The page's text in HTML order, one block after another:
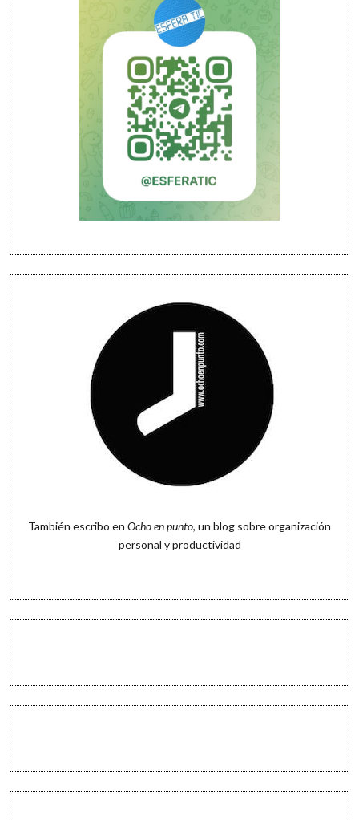
También escribo en Ocho en punto, un blog sobre organización
personal y productividad